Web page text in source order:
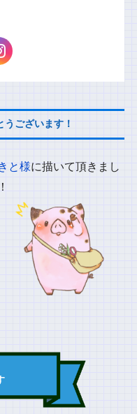
ございます！
と様に描いて頂きまし